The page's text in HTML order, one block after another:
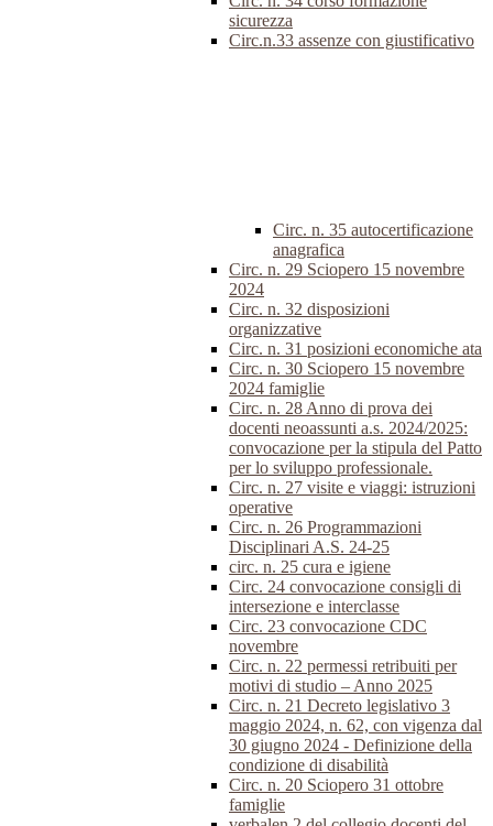
sicurezza
Circ.n.33 assenze con giustificativo
Circ. n. 35 autocertificazione
anagrafica
Circ. n. 29 Sciopero 15 novembre
2024
Circ. n. 32 disposizioni
organizzative
Circ. n. 31 posizioni economiche ata
Circ. n. 30 Sciopero 15 novembre
2024 famiglie
Circ. n. 28 Anno di prova dei
docenti neoassunti a.s. 2024/2025:
convocazione per la stipula del Patto
per lo sviluppo professionale.
Circ. n. 27 visite e viaggi: istruzioni
operative
Circ. n. 26 Programmazioni
Disciplinari A.S. 24-25
circ. n. 25 cura e igiene
Circ. 24 convocazione consigli di
intersezione e interclasse
Circ. 23 convocazione CDC
novembre
Circ. n. 22 permessi retribuiti per
motivi di studio – Anno 2025
Circ. n. 21 Decreto legislativo 3
maggio 2024, n. 62, con vigenza dal
30 giugno 2024 - Definizione della
condizione di disabilità
Circ. n. 20 Sciopero 31 ottobre
famiglie